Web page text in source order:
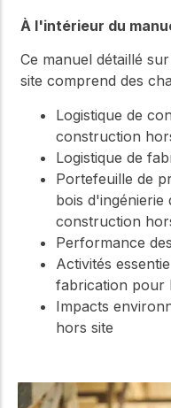
À l'intérieur du
Ce manuel détaillé
site comprend des
Logistique de
construction
Logistique de
Portefeuille de
bois d'ingénierie
construction
Performance
Activités
fabrication pour
Impacts
hors site